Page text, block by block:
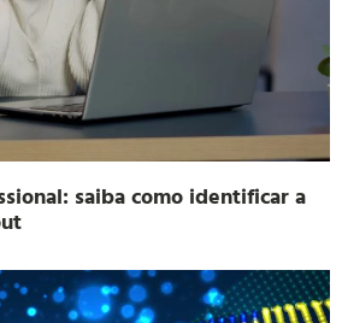
saiba como identificar a